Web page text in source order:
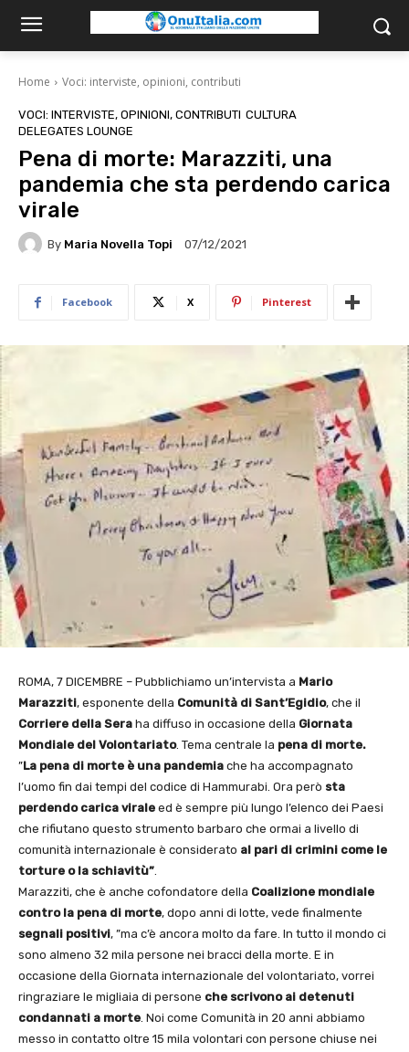
Home Voci: interviste, opinioni, contributi
VOCI: INTERVISTE, OPINIONI, CONTRIBUTI CULTURA
DELEGATES LOUNGE
Pena di morte: Marazziti, una
pandemia che sta perdendo carica
virale
By Maria Novella Topi 07/12/2021
Facebook X Pinterest
ROMA, 7 DICEMBRE – Pubblichiamo un’intervista a Mario
Marazziti, esponente della Comunità di Sant’Egidio, che il
Corriere della Sera ha diffuso in occasione della Giornata
Mondiale del Volontariato. Tema centrale la pena di morte.
”La pena di morte è una pandemia che ha accompagnato
l’uomo fin dai tempi del codice di Hammurabi. Ora però sta
perdendo carica virale ed è sempre più lungo l’elenco dei Paesi
che rifiutano questo strumento barbaro che ormai a livello di
comunità internazionale è considerato al pari di crimini come le
torture o la schiavitù”.
Marazziti, che è anche cofondatore della Coalizione mondiale
contro la pena di morte, dopo anni di lotte, vede finalmente
segnali positivi, ”ma c’è ancora molto da fare. In tutto il mondo ci
sono almeno 32 mila persone nei bracci della morte. E in
occasione della Giornata internazionale del volontariato, vorrei
ringraziare le migliaia di persone che scrivono ai detenuti
condannati a morte. Noi come Comunità in 20 anni abbiamo
messo in contatto oltre 15 mila volontari con persone chiuse nei